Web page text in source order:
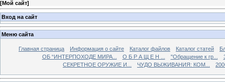
[Мой сайт]
Вход на сайт
Меню сайта
Главная страница Информация о сайте Каталог файлов Каталог статей
ОБ “ИНТЕРПОХОДЕ МИРА...
О Б Р А Щ Е Н ... "Обращение к гр...
СЕКРЕТНОЕ ОРУЖИЕ И...
ЧУДО ВЫЖИВАНИЯ: КОМ...